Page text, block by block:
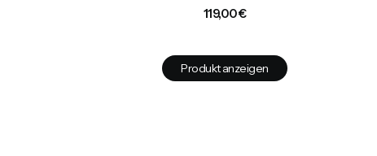
Preis
119,00 €
Produkt anzeigen